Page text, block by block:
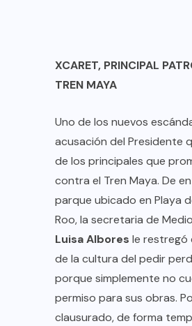
XCARET, PRINCIPAL
TREN MAYA
Uno de los nuevos
acusación del Presidente
de los principales que
contra el Tren Maya. De
parque ubicado en Playa
Roo, la secretaria de
Luisa Albores le restregó
de la cultura del pedir
porque simplemente no
permiso para sus obras.
clausurado, de forma